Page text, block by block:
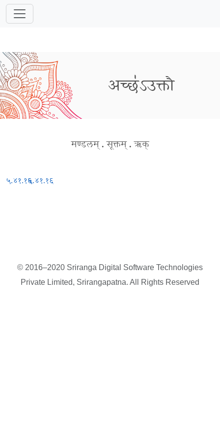
अच्छ॑ऽउक्तौ
मण्डलम् . सूक्तम् . ऋक्
५.४१.१६५.४१.१६
© 2016–2020 Sriranga Digital Software Technologies
Private Limited, Srirangapatna. All Rights Reserved